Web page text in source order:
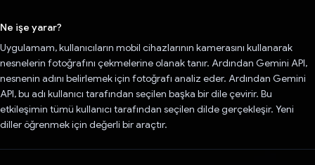
Ne işe yarar?
Uygulamam, kullanıcıların mobil cihazlarının kamerasını kullanarak
nesnelerin fotoğrafını çekmelerine olanak tanır. Ardından Gemini API,
nesnenin adını belirlemek için fotoğrafı analiz eder. Ardından Gemini
API, bu adı kullanıcı tarafından seçilen başka bir dile çevirir. Bu
etkileşimin tümü kullanıcı tarafından seçilen dilde gerçekleşir. Yeni
diller öğrenmek için değerli bir araçtır.